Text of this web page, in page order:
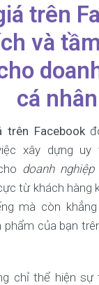
trên
và
cá nhân
trên Facebook
xây dựng
doanh
từ khách hàng
mà còn
phẩm của bạn
chỉ thể hiện